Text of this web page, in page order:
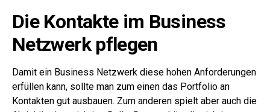
Die Kontakte im Business
Netzwerk pflegen
Damit ein Business Netzwerk diese hohen Anforderungen
erfüllen kann, sollte man zum einen das Portfolio an
Kontakten gut ausbauen. Zum anderen spielt aber auch die